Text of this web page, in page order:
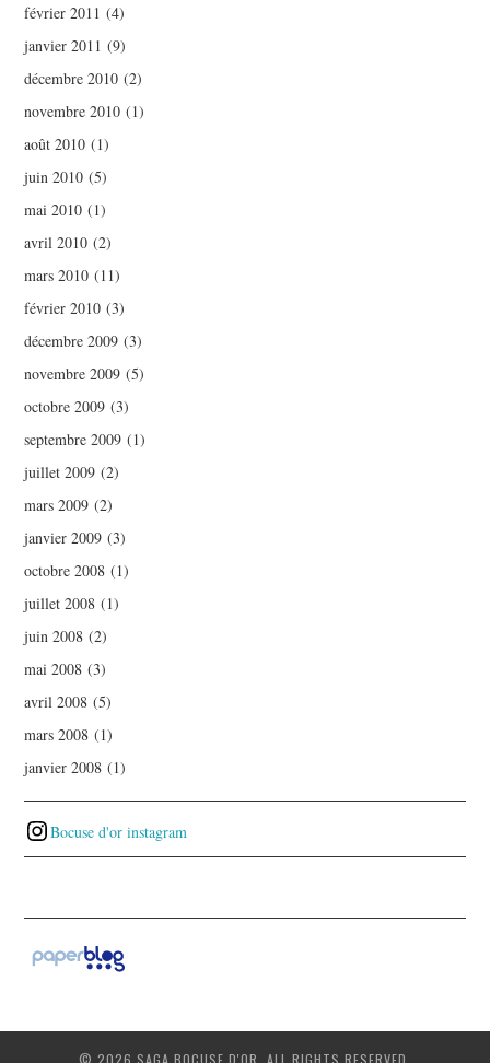
février 2011 (4)
janvier 2011 (9)
décembre 2010 (2)
novembre 2010 (1)
août 2010 (1)
juin 2010 (5)
mai 2010 (1)
avril 2010 (2)
mars 2010 (11)
février 2010 (3)
décembre 2009 (3)
novembre 2009 (5)
octobre 2009 (3)
septembre 2009 (1)
juillet 2009 (2)
mars 2009 (2)
janvier 2009 (3)
octobre 2008 (1)
juillet 2008 (1)
juin 2008 (2)
mai 2008 (3)
avril 2008 (5)
mars 2008 (1)
janvier 2008 (1)
Bocuse d'or instagram